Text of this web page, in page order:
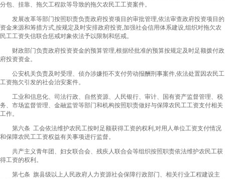
分包、挂靠、拖欠工程款等导致的拖欠农民工工资案件。
发展改革等部门按照职责负责政府投资项目的审批管理,依法审查政府投资项目的
资金来源和筹措方式,按规定及时安排政府投资,加强社会信用体系建设,组织对拖欠农
民工工资失信联合惩戒对象依法予以限制和惩戒。
财政部门负责政府投资资金的预算管理,根据经批准的预算按规定及时足额拨付政
府投资资金。
公安机关负责及时受理、侦办涉嫌拒不支付劳动报酬刑事案件,依法处置因农民工
工资拖欠引发的社会治安案件。
工业和信息化、司法行政、自然资源、人民银行、审计、国有资产监督管理、税
务、市场监督管理、金融监管等部门和机构按照职责做好与保障农民工工资支付相关
工作。
第六条 工会依法维护农民工按时足额获得工资的权利,对用人单位工资支付情况
和保障农民工工资权益有关事项进行监督。
共产主义青年团、妇女联合会、残疾人联合会等组织按照职责依法维护农民工获
得工资的权利。
第七条 旗县级以上人民政府人力资源社会保障行政部门、相关行业工程建设主